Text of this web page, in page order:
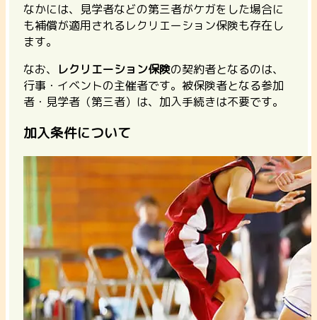
なかには、見学者などの第三者がケガをした場合に
も補償が適用されるレクリエーション保険も存在し
ます。
なお、
レクリエーション保険の契約者となるのは、
行事・イベントの主催者です。被保険者となる参加
者・見学者（第三者）は、加入手続きは不要です。
加入条件について